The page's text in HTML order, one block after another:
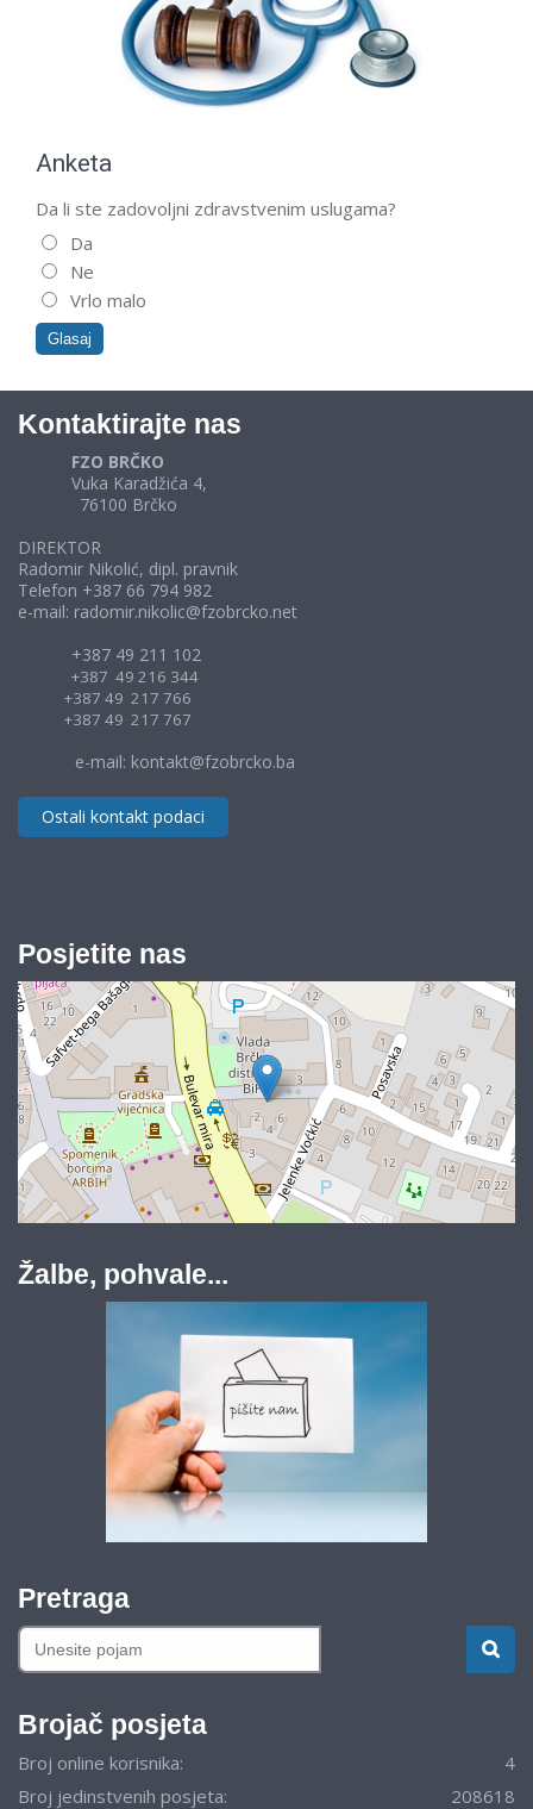
Anketa
Da li ste zadovoljni zdravstvenim uslugama?
Da
Ne
Vrlo malo
Kontaktirajte nas
FZO BRČKO
Vuka Karadžića 4,
76100 Brčko
DIREKTOR
Radomir Nikolić, dipl. pravnik
Telefon +387 66 794 982
e-mail: radomir.nikolic@fzobrcko.net
+387 49 211 102
+387 49 216 344
+387 49 217 766
+387 49 217 767
e-mail: kontakt@fzobrcko.ba
Ostali kontakt podaci
Posjetite nas
Žalbe, pohvale...
Pretraga
Brojač posjeta
Broj online korisnika:
4
Broj jedinstvenih posjeta:
208618